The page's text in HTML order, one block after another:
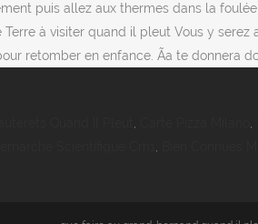
puis allez aux thermes dans la
à visiter quand il pleut Vous y
retomber en enfance. Ãa te donnera